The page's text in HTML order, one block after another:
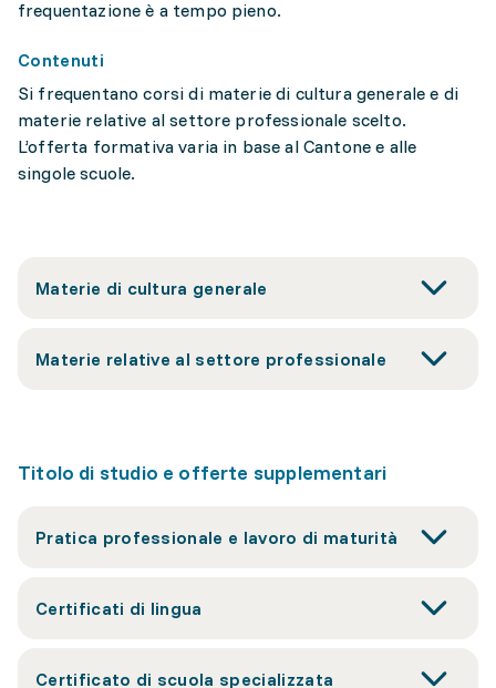
frequentazione è a tempo pieno.
Contenuti
Si frequentano corsi di materie di cultura generale e di
materie relative al settore professionale scelto.
L’offerta formativa varia in base al Cantone e alle
singole scuole.
Materie di cultura generale
Materie relative al settore professionale
Titolo di studio e offerte supplementari
Pratica professionale e lavoro di maturità
Certificati di lingua
Certificato di scuola specializzata